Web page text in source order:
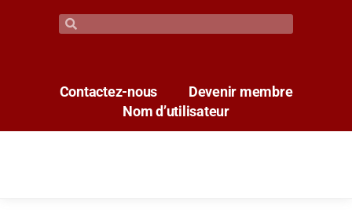
Contactez-nous
Devenir membre
Nom d’utilisateur